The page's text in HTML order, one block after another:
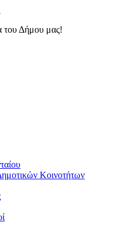
του Δήμου μας!
Κοινοτήτων